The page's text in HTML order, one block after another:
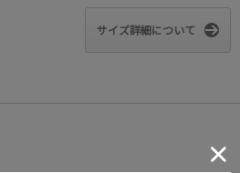
サイズ詳細について